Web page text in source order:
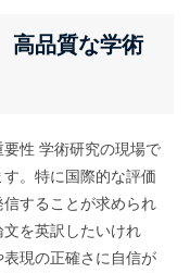
高品質な学術
性 学術研究の現場で
。特に国際的な評価
することが求められ
を英訳したいけれ
現の正確さに自信が